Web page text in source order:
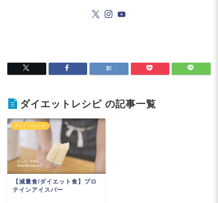
ダイエットレシピ の記事一覧
ダイエットレシピ
【減量食/ダイエット食】プロ
テインアイスバー